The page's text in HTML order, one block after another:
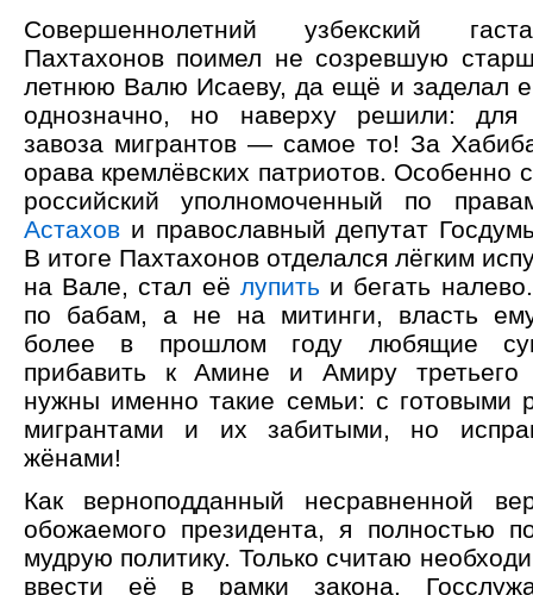
Совершеннолетний узбекский
Пахтахонов поимел не созревшую
летнюю Валю Исаеву, да ещё и заделал
однозначно, но наверху решили: для
завоза мигрантов — самое то! За
орава кремлёвских патриотов. Особенно
российский уполномоченный по
Астахов и православный депутат
В итоге Пахтахонов отделался лёгким
на Вале, стал её лупить и бегать
по бабам, а не на митинги, власть
более в прошлом году любящие
прибавить к Амине и Амиру третьего
нужны именно такие семьи: с готовыми
мигрантами и их забитыми, но
жёнами!
Как верноподданный несравненной
обожаемого президента, я полностью
мудрую политику. Только считаю
ввести её в рамки закона.